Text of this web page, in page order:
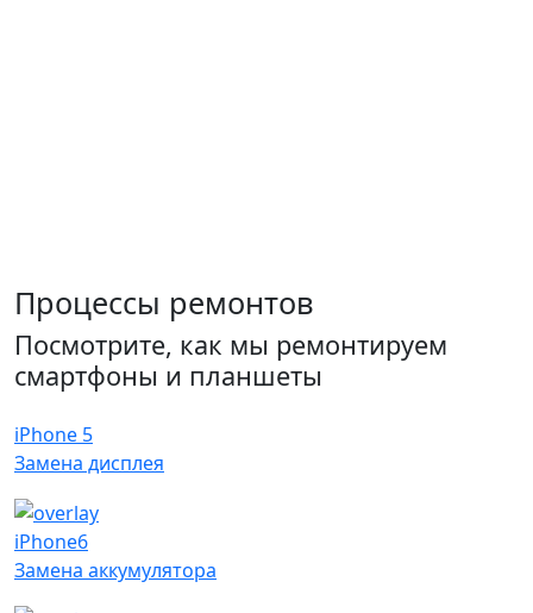
Процессы ремонтов
Посмотрите, как мы ремонтируем
смартфоны и планшеты
iPhone 5
Замена дисплея
iPhone6
Замена аккумулятора